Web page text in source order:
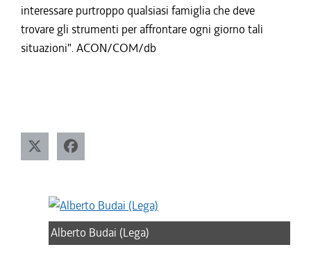
interessare purtroppo qualsiasi famiglia che deve
trovare gli strumenti per affrontare ogni giorno tali
situazioni". ACON/COM/db
Alberto Budai (Lega)